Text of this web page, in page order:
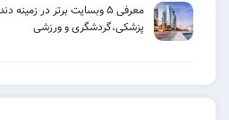
معرفی ۵ وبسایت برتر در زمینه
پزشکی،گردشگری و ورزشی